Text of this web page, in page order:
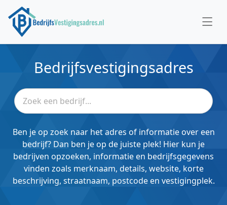
Bedrijfsvestigingsadres
Ben je op zoek naar het adres of informatie over een
bedrijf? Dan ben je op de juiste plek! Hier kun je
bedrijven opzoeken, informatie en bedrijfsgegevens
vinden zoals merknaam, details, website, korte
beschrijving, straatnaam, postcode en vestigingplek.